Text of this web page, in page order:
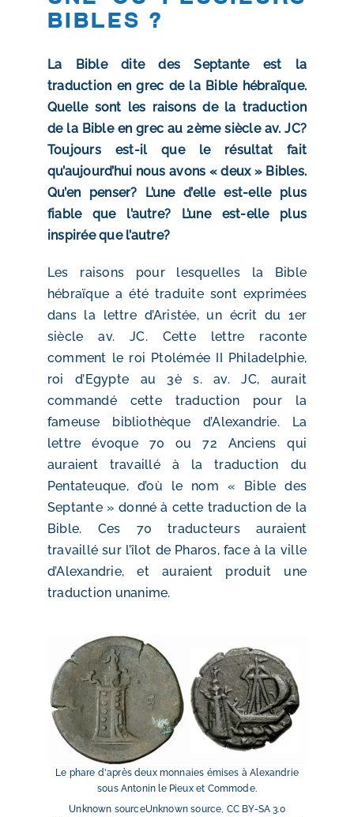
Bibles ?
La Bible dite des Septante est la
traduction en grec de la Bible hébraïque.
Quelle sont les raisons de la traduction
de la Bible en grec au 2ème siècle av. JC?
Toujours est-il que le résultat fait
qu’aujourd’hui nous avons « deux » Bibles.
Qu’en penser? L’une d’elle est-elle plus
fiable que l’autre? L’une est-elle plus
inspirée que l’autre?
Les raisons pour lesquelles la Bible
hébraïque a été traduite sont exprimées
dans la lettre d’Aristée, un écrit du 1er
siècle av. JC. Cette lettre raconte
comment le roi Ptolémée II Philadelphie,
roi d’Egypte au 3è s. av. JC, aurait
commandé cette traduction pour la
fameuse bibliothèque d’Alexandrie. La
lettre évoque 70 ou 72 Anciens qui
auraient travaillé à la traduction du
Pentateuque, d’où le nom « Bible des
Septante » donné à cette traduction de la
Bible. Ces 70 traducteurs auraient
travaillé sur l’îlot de Pharos, face à la ville
d’Alexandrie, et auraient produit une
traduction unanime.
Le phare d'après deux monnaies émises à Alexandrie
sous Antonin le Pieux et Commode.
Unknown sourceUnknown source, CC BY-SA 3.0